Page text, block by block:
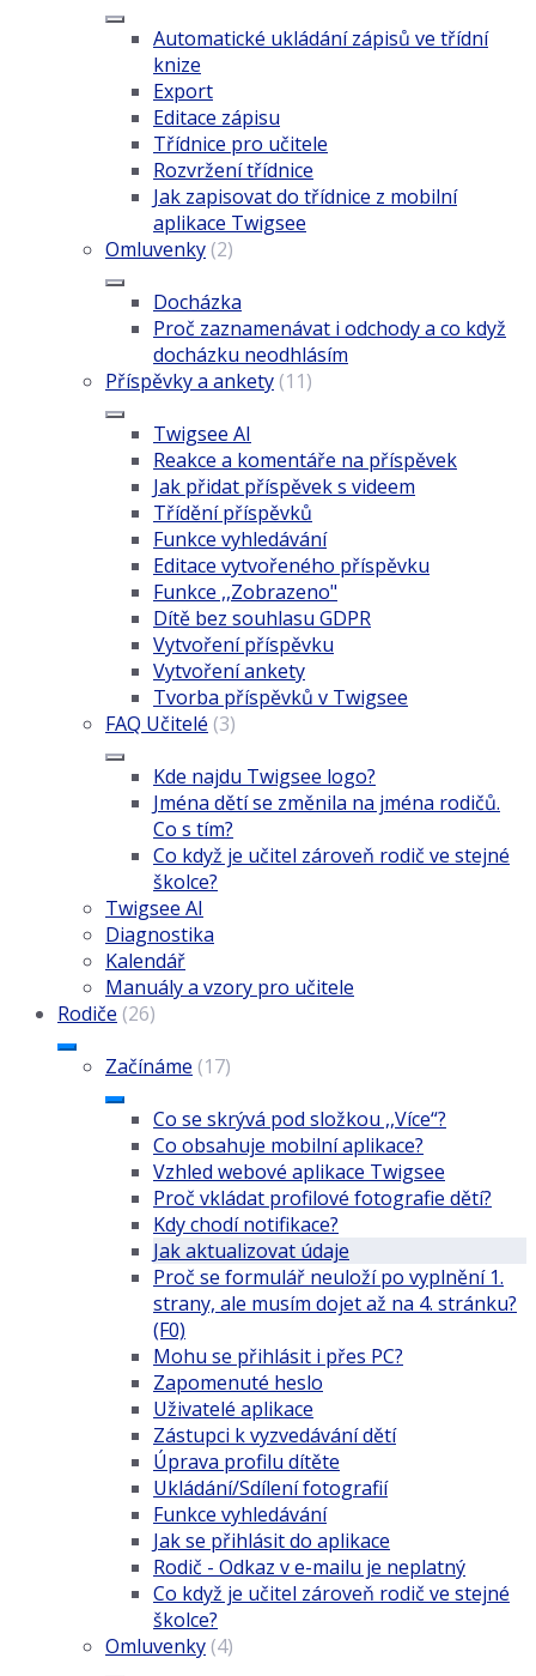
Automatické ukládání zápisů ve třídní
knize
Export
Editace zápisu
Třídnice pro učitele
Rozvržení třídnice
Jak zapisovat do třídnice z mobilní
aplikace Twigsee
Omluvenky (2)
Docházka
Proč zaznamenávat i odchody a co když
docházku neodhlásím
Příspěvky a ankety (11)
Twigsee AI
Reakce a komentáře na příspěvek
Jak přidat příspěvek s videem
Třídění příspěvků
Funkce vyhledávání
Editace vytvořeného příspěvku
Funkce ,,Zobrazeno"
Dítě bez souhlasu GDPR
Vytvoření příspěvku
Vytvoření ankety
Tvorba příspěvků v Twigsee
FAQ Učitelé (3)
Kde najdu Twigsee logo?
Jména dětí se změnila na jména rodičů.
Co s tím?
Co když je učitel zároveň rodič ve stejné
školce?
Twigsee AI
Diagnostika
Kalendář
Manuály a vzory pro učitele
Rodiče (26)
Začínáme (17)
Co se skrývá pod složkou ,,Více“?
Co obsahuje mobilní aplikace?
Vzhled webové aplikace Twigsee
Proč vkládat profilové fotografie dětí?
Kdy chodí notifikace?
Jak aktualizovat údaje
Proč se formulář neuloží po vyplnění 1.
strany, ale musím dojet až na 4. stránku?
(F0)
Mohu se přihlásit i přes PC?
Zapomenuté heslo
Uživatelé aplikace
Zástupci k vyzvedávání dětí
Úprava profilu dítěte
Ukládání/Sdílení fotografií
Funkce vyhledávání
Jak se přihlásit do aplikace
Rodič - Odkaz v e-mailu je neplatný
Co když je učitel zároveň rodič ve stejné
školce?
Omluvenky (4)